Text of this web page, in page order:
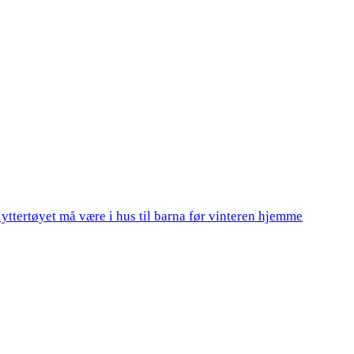
må være i hus til barna før vinteren hjemme